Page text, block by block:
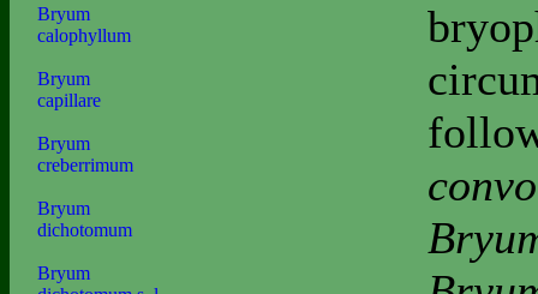
Bryum
calophyllum
Bryum
capillare
Bryum
creberrimum
Bryum
dichotomum
Bryum